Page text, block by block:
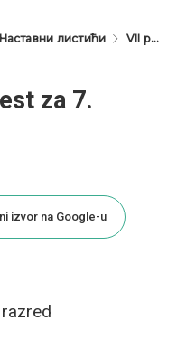
Наставни листићи VII разред
za 7.
izvor na Google-u